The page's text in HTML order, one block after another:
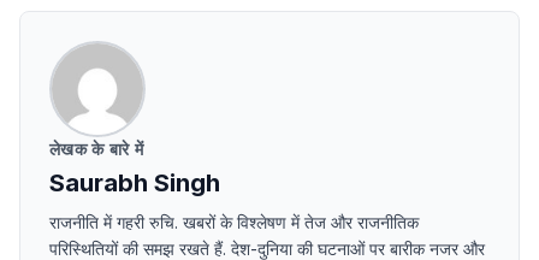
लेखक के बारे में
Saurabh Singh
राजनीति में गहरी रुचि. खबरों के विश्लेषण में तेज और राजनीतिक
परिस्थितियों की समझ रखते हैं. देश-दुनिया की घटनाओं पर बारीक नजर और